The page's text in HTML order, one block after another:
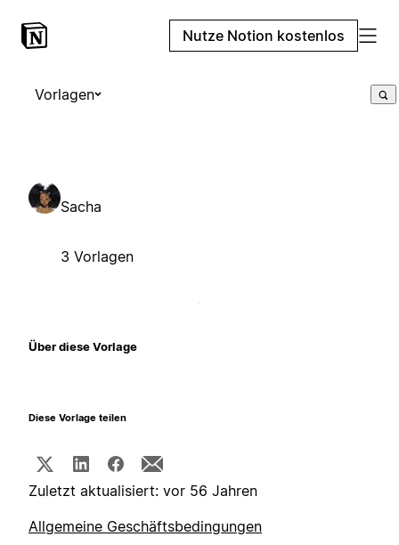
Nutze Notion kostenlos
Vorlagen
Sacha
3 Vorlagen
Über diese Vorlage
Diese Vorlage teilen
Zuletzt aktualisiert: vor 56 Jahren
Allgemeine Geschäftsbedingungen